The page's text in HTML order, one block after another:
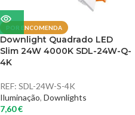
POR ENCOMENDA
Downlight Quadrado LED
Slim 24W 4000K SDL-24W-Q-
4K
REF: SDL-24W-S-4K
Iluminação, Downlights
7,60€